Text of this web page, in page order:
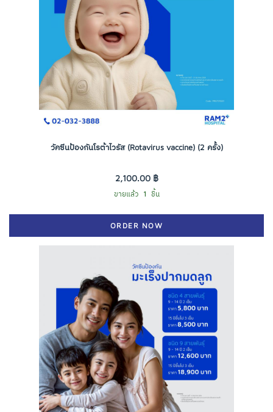
วัคซีนป้องกันโรต้าไวรัส (Rotavirus vaccine) (2 ครั้ง)
2,100.00 ฿
ขายแล้ว 1 ชิ้น
ORDER NOW